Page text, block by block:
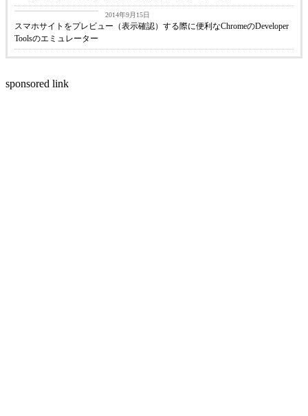
スマートフォン向け
2014年9月15日
スマホサイトをプレビュー（表示確認）する際に便利なChromeのDeveloper
Toolsのエミュレーター
sponsored link